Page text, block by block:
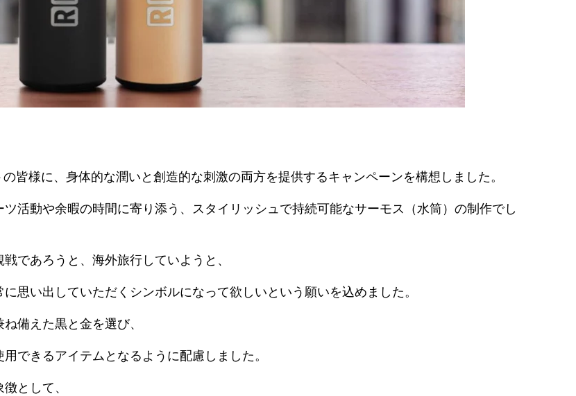
皆様に、身体的な潤いと創造的な刺激の両方を提供するキャンペーンを構想しました。
活動や余暇の時間に寄り添う、スタイリッシュで持続可能なサーモス（水筒）の制作でし
であろうと、海外旅行していようと、
思い出していただくシンボルになって欲しいという願いを込めました。
備えた黒と金を選び、
できるアイテムとなるように配慮しました。
として、